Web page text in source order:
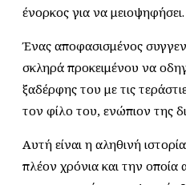
ένορκος για να μειοψηφήσει.
Ένας αποφασισμένος
σκληρά προκειμένου να
ξαδέρφης του με τις
τον φίλο του, ενώπιον της
Αυτή είναι η αληθινή
πλέον χρόνια και την οποία